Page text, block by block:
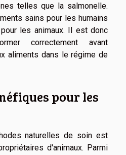
telles que la salmonelle.
sains pour les humains
les animaux. Il est donc
correctement avant
aliments dans le régime de
pour les
naturelles de soin est
d'animaux. Parmi